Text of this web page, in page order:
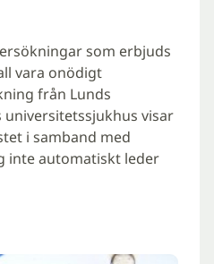
som erbjuds
vara onödigt
från Lunds
universitetssjukhus visar
i samband med
inte automatiskt leder